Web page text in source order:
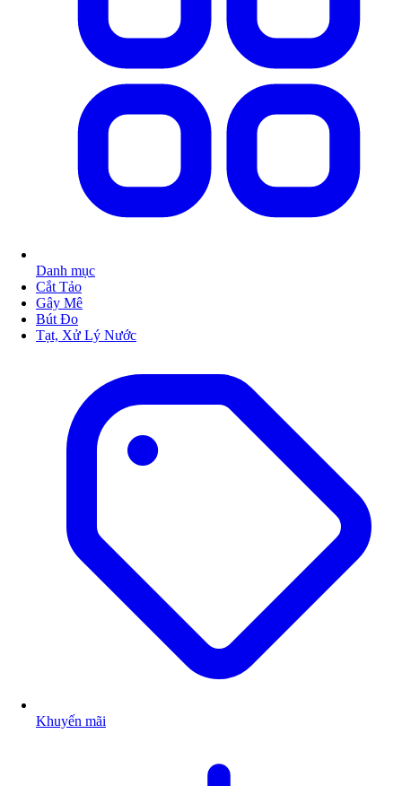
Danh mục
Cắt Tảo
Gây Mê
Bút Đo
Tạt, Xử Lý Nước
Khuyến mãi